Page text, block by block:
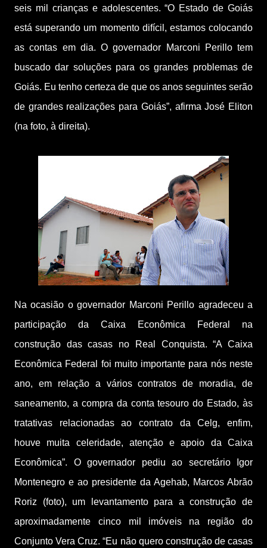
seis mil crianças e adolescentes. “O Estado de Goiás
está superando um momento difícil, estamos colocando
as contas em dia. O governador Marconi Perillo tem
buscado dar soluções para os grandes problemas de
Goiás. Eu tenho certeza de que os anos seguintes serão
de grandes realizações para Goiás”, afirma José Eliton
(na foto, à direita).
Na ocasião o governador Marconi Perillo agradeceu a
participação da Caixa Econômica Federal na
construção das casas no Real Conquista. “A Caixa
Econômica Federal foi muito importante para nós neste
ano, em relação a vários contratos de moradia, de
saneamento, a compra da conta tesouro do Estado, às
tratativas relacionadas ao contrato da Celg, enfim,
houve muita celeridade, atenção e apoio da Caixa
Econômica”. O governador pediu ao secretário Igor
Montenegro e ao presidente da Agehab, Marcos Abrão
Roriz (foto), um levantamento para a construção de
aproximadamente cinco mil imóveis na região do
Conjunto Vera Cruz. “Eu não quero construção de casas